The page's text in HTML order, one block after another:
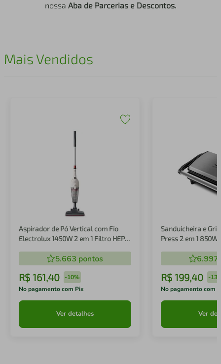
nossa Aba de Parcerias e Descontos.
Mais Vendidos
Aspirador de Pó Vertical com Fio
Electrolux 1450W 2 em 1 Filtro HEPA
5.663 pontos
R$ 161,40 -10%
No pagamento com Pix
Ver detalhes
Sanduicheira e
Press 2 em 1 850W
6.997
R$ 199,40 -
No pagamento com
Ver